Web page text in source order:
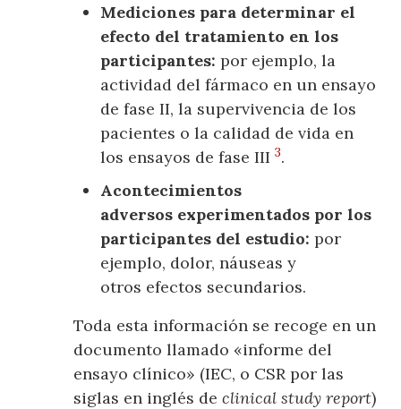
Mediciones para determinar el
efecto del tratamiento en los
participantes:por ejemplo, la
actividad del fármaco en un ensayo
de fase II, la supervivencia de los
pacientes o la calidad de vida en
los ensayos de fase III3.
Acontecimientos
adversos experimentados por los
participantes del estudio:por
ejemplo, dolor, náuseas y
otros efectos secundarios.
Toda esta información se recoge en un
documento llamado «informe del
ensayo clínico» (IEC, o CSR por las
siglas en inglés declinical study report)